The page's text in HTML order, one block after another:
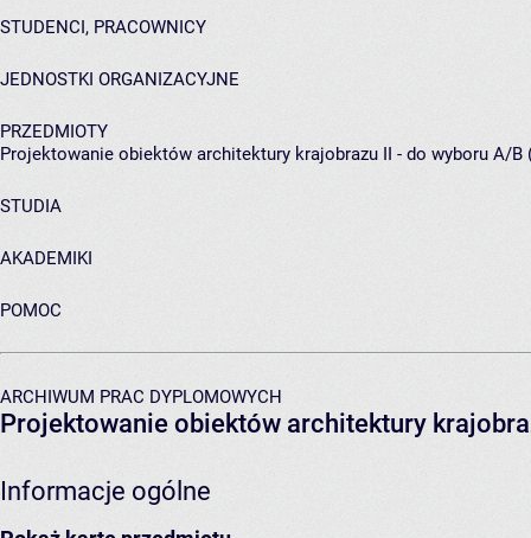
STUDENCI, PRACOWNICY
JEDNOSTKI ORGANIZACYJNE
PRZEDMIOTY
Projektowanie obiektów architektury krajobrazu II - do wyboru A/B
STUDIA
AKADEMIKI
POMOC
ARCHIWUM PRAC DYPLOMOWYCH
Projektowanie obiektów architektury
Informacje ogólne